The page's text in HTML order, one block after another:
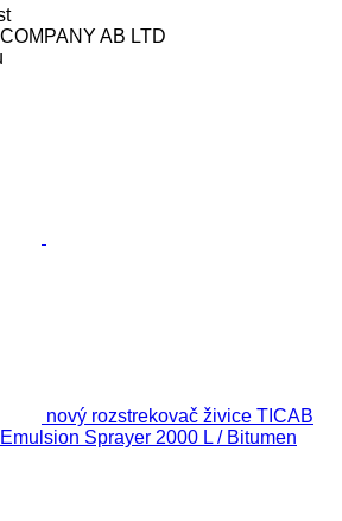
AB LTD
nový rozstrekovač živice TICAB
Sprayer 2000 L / Bitumen